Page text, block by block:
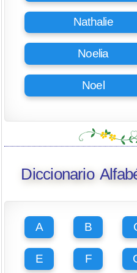
Nathalie
Noelia
Noel
Diccionario
A B
E F